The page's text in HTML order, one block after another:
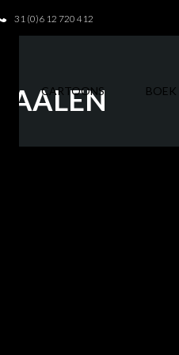
31 (0)6 12 720 412
AALEN
CARTOONS BOEK